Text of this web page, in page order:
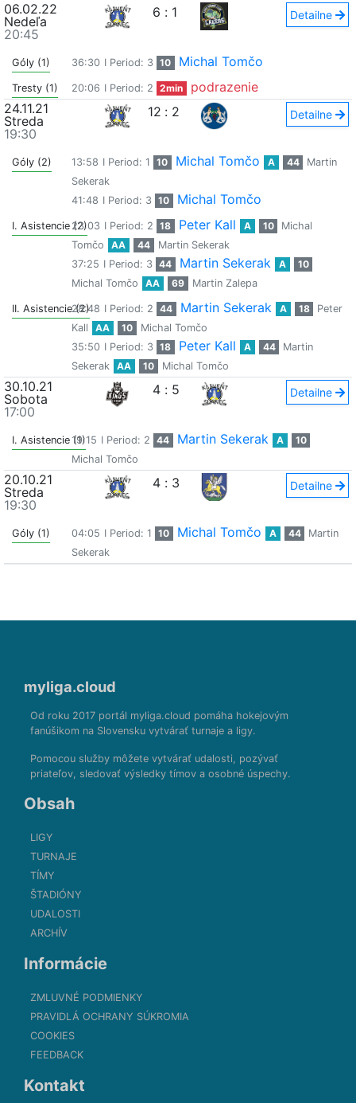
06.02.22
Nedeľa
20:45
6 : 1 Detailne
Góly (1) 36:30 I Period: 3 10 Michal Tomčo
Tresty (1) 20:06 I Period: 2 2min
podrazenie
24.11.21
Streda
19:30
12 : 2 Detailne
Góly (2) 13:58 I Period: 1 10 Michal Tomčo A 44
Martin
Sekerak
41:48 I Period: 3 10 Michal Tomčo
I. Asistencie (2)23:03 I Period: 2 18 Peter Kall A 10
Michal
Tomčo
AA 44
Martin Sekerak
37:25 I Period: 3 44 Martin Sekerak A
10
Michal Tomčo
AA 69 Martin Zalepa
II. Asistencie (2)
28:48 I Period: 2 44 Martin Sekerak A 18
Peter
Kall
AA 10
Michal Tomčo
35:50 I Period: 3 18 Peter Kall A 44
Martin
Sekerak
AA 10 Michal Tomčo
30.10.21
Sobota
17:00
4 : 5 Detailne
I. Asistencie (1)19:15 I Period: 2 44 Martin Sekerak A
10
Michal Tomčo
20.10.21
Streda
19:30
4 : 3 Detailne
Góly (1) 04:05 I Period: 1 10 Michal Tomčo A 44
Martin
Sekerak
myliga.cloud
Od roku 2017 portál myliga.cloud pomáha hokejovým
fanúšikom na Slovensku vytvárať turnaje a ligy.
Pomocou služby môžete vytvárať udalosti, pozývať
priateľov, sledovať výsledky tímov a osobné úspechy.
Obsah
LIGY
TURNAJE
TÍMY
ŠTADIÓNY
UDALOSTI
ARCHÍV
Informácie
ZMLUVNÉ PODMIENKY
PRAVIDLÁ OCHRANY SÚKROMIA
COOKIES
FEEDBACK
Kontakt